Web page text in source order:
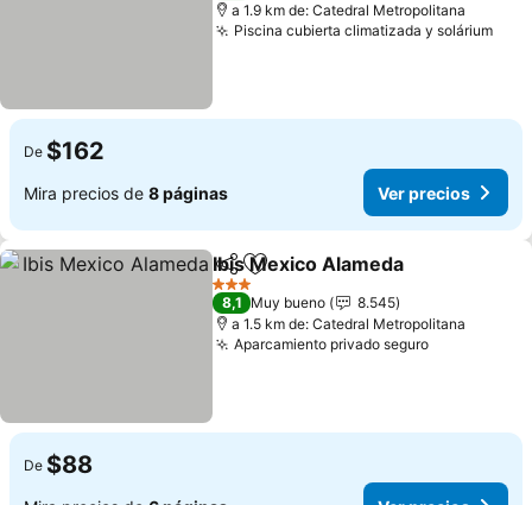
a 1.9 km de: Catedral Metropolitana
Piscina cubierta climatizada y soláriumVer
De $162
Mira precios de 8 páginas Ver precios
CompartirAgregar a favoritos
Ibis Mexico Alameda
3 Estrellas
8,1 Muy bueno
8.545
a 1.5 km de: Catedral Metropolitana
Aparcamiento privado seguroVer precios
De $88